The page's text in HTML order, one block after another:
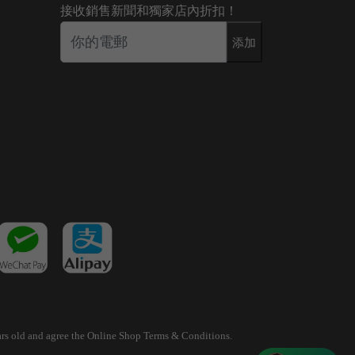
接收銷售新聞和獨家店內折扣！
添加
old and agree the Online Shop Terms & Conditions.